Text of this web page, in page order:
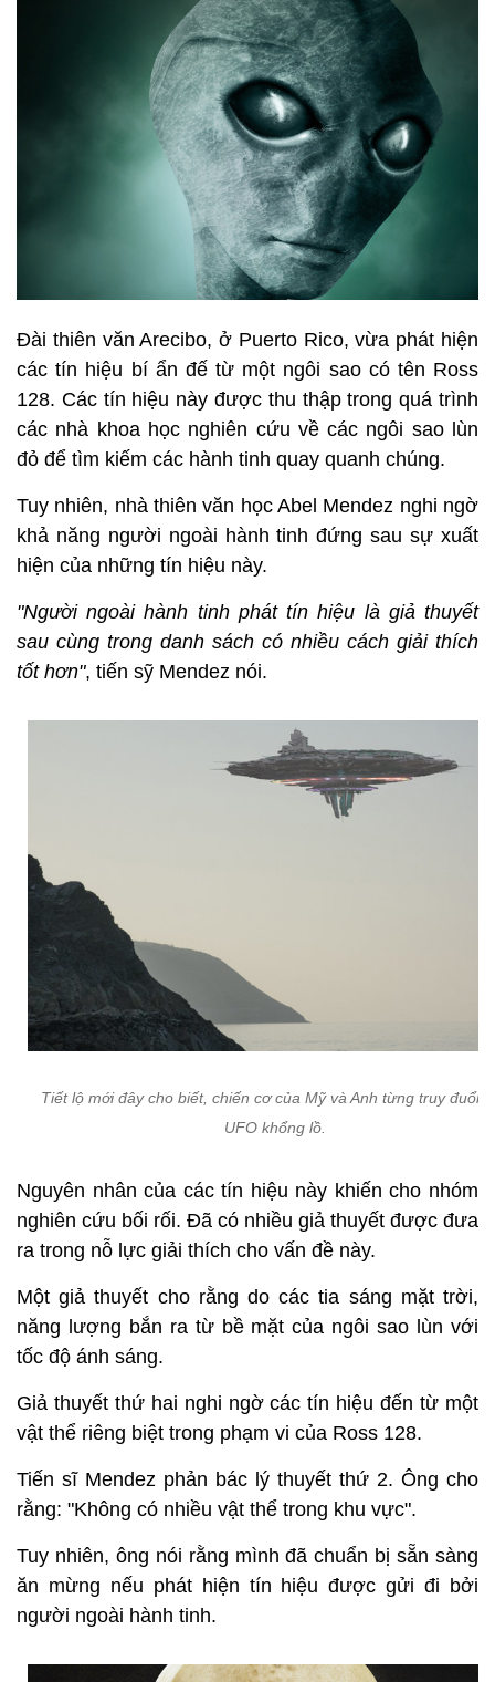
Đài thiên văn Arecibo, ở Puerto Rico, vừa phát hiện
các tín hiệu bí ẩn đế từ một ngôi sao có tên Ross
128. Các tín hiệu này được thu thập trong quá trình
các nhà khoa học nghiên cứu về các ngôi sao lùn
đỏ để tìm kiếm các hành tinh quay quanh chúng.
Tuy nhiên, nhà thiên văn học Abel Mendez nghi ngờ
khả năng người ngoài hành tinh đứng sau sự xuất
hiện của những tín hiệu này.
"Người ngoài hành tinh phát tín hiệu là giả thuyết
sau cùng trong danh sách có nhiều cách giải thích
tốt hơn", tiến sỹ Mendez nói.
Tiết lộ mới đây cho biết, chiến cơ của Mỹ và Anh từng truy đuổi
UFO khổng lồ.
Nguyên nhân của các tín hiệu này khiến cho nhóm
nghiên cứu bối rối. Đã có nhiều giả thuyết được đưa
ra trong nỗ lực giải thích cho vấn đề này.
Một giả thuyết cho rằng do các tia sáng mặt trời,
năng lượng bắn ra từ bề mặt của ngôi sao lùn với
tốc độ ánh sáng.
Giả thuyết thứ hai nghi ngờ các tín hiệu đến từ một
vật thể riêng biệt trong phạm vi của Ross 128.
Tiến sĩ Mendez phản bác lý thuyết thứ 2. Ông cho
rằng: "Không có nhiều vật thể trong khu vực".
Tuy nhiên, ông nói rằng mình đã chuẩn bị sẵn sàng
ăn mừng nếu phát hiện tín hiệu được gửi đi bởi
người ngoài hành tinh.